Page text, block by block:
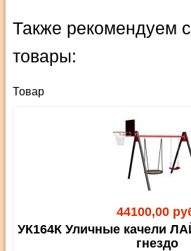
Также рекомендуем
товары:
Товар
44100,00
УК164К Уличные качели
гнездо